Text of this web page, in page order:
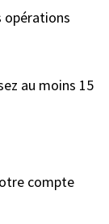
opérations
au moins 15
compte